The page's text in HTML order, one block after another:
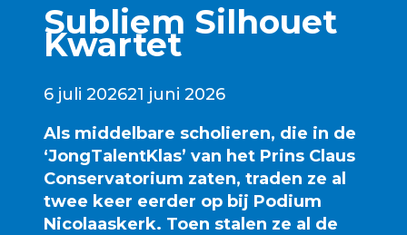
Subliem Silhouet
Kwartet
6 juli 202621 juni 2026
Als middelbare scholieren, die in de
‘JongTalentKlas’ van het Prins Claus
Conservatorium zaten, traden ze al
twee keer eerder op bij Podium
Nicolaaskerk. Toen stalen ze al de